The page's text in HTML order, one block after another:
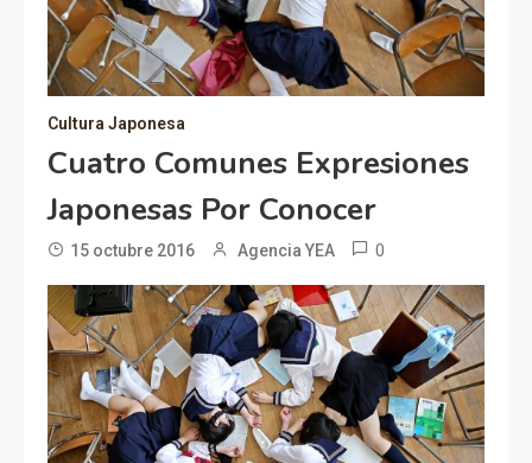
Cultura Japonesa
Cuatro Comunes Expresiones
Japonesas Por Conocer
15 octubre 2016 Agencia YEA 0